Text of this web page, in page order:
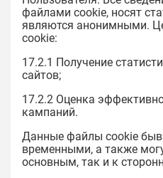
файлами cookie, носят
являются анонимными.
cookie:
17.2.1 Получение
сайтов;
17.2.2 Оценка
кампаний.
Данные файлы cookie
временными, а также
основным, так и к